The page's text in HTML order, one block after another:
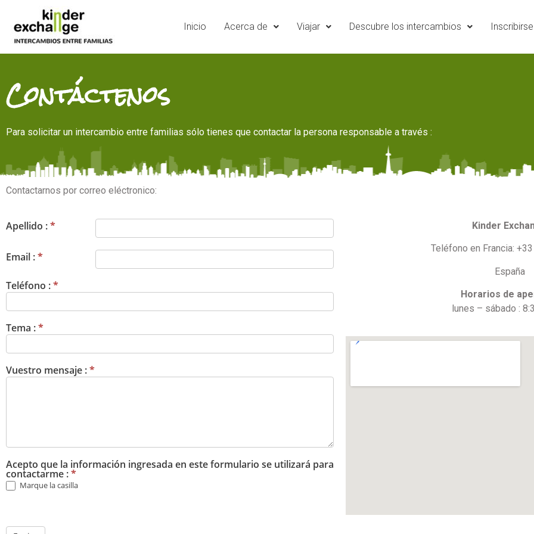
Inicio Acerca de Viajar Descubre los intercambios Inscribirse
Contáctenos
Para solicitar un intercambio entre familias sólo tienes que contactar la persona responsable a través :
Contactarnos por correo eléctronico:
Apellido :*
Email :*
Teléfono :*
Tema :*
Vuestro mensaje :*
Acepto que la información ingresada en este formulario se utilizará para
contactarme :*
Marque la casilla
Kinder
Teléfono en Francia:
España
Horarios de
lunes – sábado :